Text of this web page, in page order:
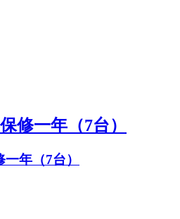
修一年（7台）
年（7台）